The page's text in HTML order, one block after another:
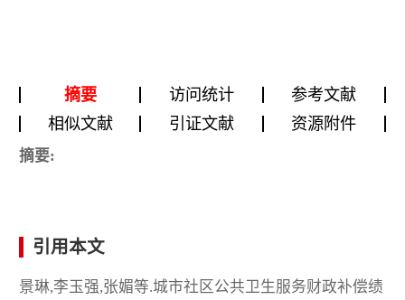
摘要 访问统计
参考文献
相似文献
引证文献 资源附件
摘要:
引用本文
景琳,李玉强,张媚等.城市社区公共卫生服务财政补偿绩